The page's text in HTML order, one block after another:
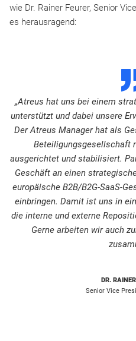
wie Dr. Rainer Feurer, Senior
es herausragend:
„Atreus hat uns bei einem
unterstützt und dabei unsere
Der Atreus Manager hat als
Beteiligungsgesellschaft
ausgerichtet und stabilisiert.
Geschäft an einen
europäische B2B/B2G-SaaS-
einbringen. Damit ist uns in
die interne und externe
Gerne arbeiten wir auch
DR.
Senior Vice